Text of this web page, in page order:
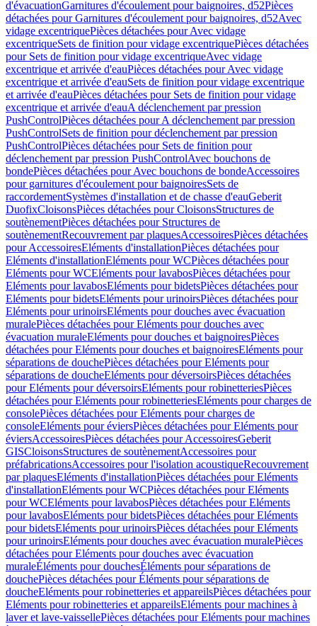
d'évacuationGarnitures d'écoulement pour baignoires, d52Pièces
détachées pour Garnitures d'écoulement pour baignoires, d52Avec
vidage excentriquePièces détachées pour Avec vidage
excentriqueSets de finition pour vidage excentriquePièces détachées
pour Sets de finition pour vidage excentriqueAvec vidage
excentrique et arrivée d'eauPièces détachées pour Avec vidage
excentrique et arrivée d'eauSets de finition pour vidage excentrique
et arrivée d'eauPièces détachées pour Sets de finition pour vidage
excentrique et arrivée d'eauA déclenchement par pression
PushControlPièces détachées pour A déclenchement par pression
PushControlSets de finition pour déclenchement par pression
PushControlPièces détachées pour Sets de finition pour
déclenchement par pression PushControlAvec bouchons de
bondePièces détachées pour Avec bouchons de bondeAccessoires
pour garnitures d'écoulement pour baignoiresSets de
raccordementSystèmes d'installation et de chasse d'eauGeberit
DuofixCloisonsPièces détachées pour CloisonsStructures de
soutènementPièces détachées pour Structures de
soutènementRecouvrement par plaquesAccessoiresPièces détachées
pour AccessoiresEléments d'installationPièces détachées pour
Eléments d'installationEléments pour WCPièces détachées pour
Eléments pour WCEléments pour lavabosPièces détachées pour
Eléments pour lavabosEléments pour bidetsPièces détachées pour
Eléments pour bidetsEléments pour urinoirsPièces détachées pour
Eléments pour urinoirsEléments pour douches avec évacuation
muralePièces détachées pour Eléments pour douches avec
évacuation muraleEléments pour douches et baignoiresPièces
détachées pour Eléments pour douches et baignoiresEléments pour
séparations de douchePièces détachées pour Eléments pour
séparations de doucheEléments pour déversoirsPièces détachées
pour Eléments pour déversoirsEléments pour robinetteriesPièces
détachées pour Eléments pour robinetteriesEléments pour charges de
consolePièces détachées pour Eléments pour charges de
consoleEléments pour éviersPièces détachées pour Eléments pour
éviersAccessoiresPièces détachées pour AccessoiresGeberit
GISCloisonsStructures de soutènementAccessoires pour
préfabricationsAccessoires pour l'isolation acoustiqueRecouvrement
par plaquesEléments d'installationPièces détachées pour Eléments
d'installationEléments pour WCPièces détachées pour Eléments
pour WCEléments pour lavabosPièces détachées pour Eléments
pour lavabosEléments pour bidetsPièces détachées pour Eléments
pour bidetsEléments pour urinoirsPièces détachées pour Eléments
pour urinoirsEléments pour douches avec évacuation muralePièces
détachées pour Eléments pour douches avec évacuation
muraleÉléments pour douchesÉléments pour séparations de
douchePièces détachées pour Éléments pour séparations de
doucheEléments pour robinetteries et appareilsPièces détachées pour
Eléments pour robinetteries et appareilsEléments pour machines à
laver et lave-vaissellePièces détachées pour Eléments pour machines